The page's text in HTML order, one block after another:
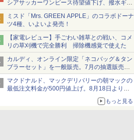
シアサッカーワンピース待望値下げ、撥水ギア
ショーツは1990円に
ミスド「Mrs. GREEN APPLE」のコラボドーナ
ツ4種、いよいよ発売！
【家電レビュー】手ごわい雑草との戦い、コメ
リの草刈機で完全勝利 掃除機感覚で使えた
カルディ、オンライン限定「ネコバッグ＆タン
ブラーセット」を一般販売。7月の抽選販売の
当選無効分
マクドナルド、マックデリバリーの朝マックの
最低注文料金が500円値上げ。8月18日より
もっと見る